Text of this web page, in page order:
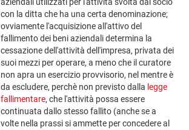
con la ditta che ha una certa denominazione;
ovviamente l'acquisizione all'attivo del
fallimento dei beni aziendali determina la
cessazione dell'attività dell'impresa, privata dei
suoi mezzi per operare, a meno che il curatore
non apra un esercizio provvisorio, nel mentre è
da escludere, perchè non previsto dalla legge
fallimentare, che l'attività possa essere
continuata dallo stesso fallito (anche se a
volte nella prassi si ammette per concedere al